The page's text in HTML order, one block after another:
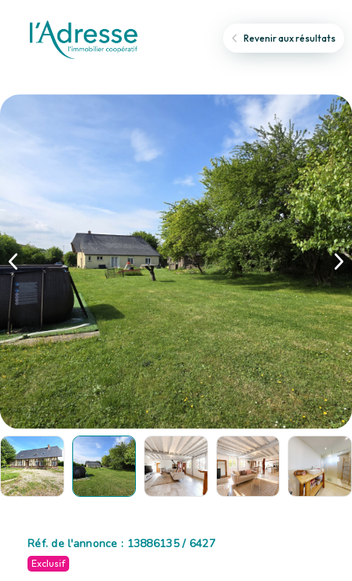
Revenir aux résultats
Réf. de l'annonce : 13886135 / 6427
Exclusif